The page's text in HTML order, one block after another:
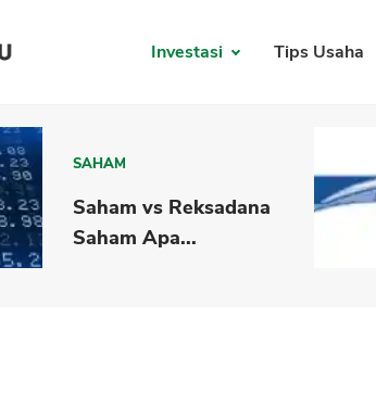
Investasi Tips Usaha
SAHAM
Saham vs Reksadana
Saham Apa...